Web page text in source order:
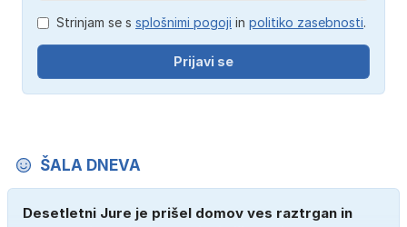
Strinjam se s splošnimi pogoji in politiko zasebnosti.
Prijavi se
ŠALA DNEVA
Desetletni Jure je prišel domov ves raztrgan in